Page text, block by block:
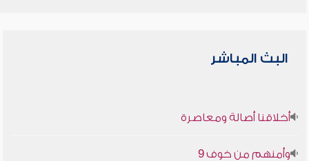
البث المباشر
أخلاقنا أصالة ومعاصرة
وأمنهم من خوف 9